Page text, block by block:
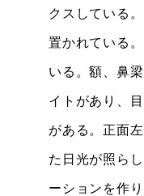
クスしている
置かれている
いる。額、鼻
イトがあり、
がある。正面
た日光が照ら
ーションを作